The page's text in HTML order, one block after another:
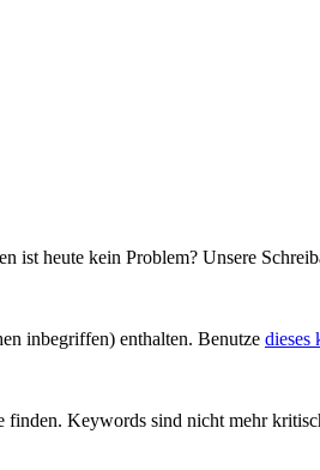
ist heute kein Problem? Unsere
inbegriffen) enthalten. Benutze dieses
Keywords sind nicht mehr